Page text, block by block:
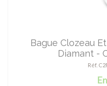
Bague Clozeau
Diamant -
Réf.